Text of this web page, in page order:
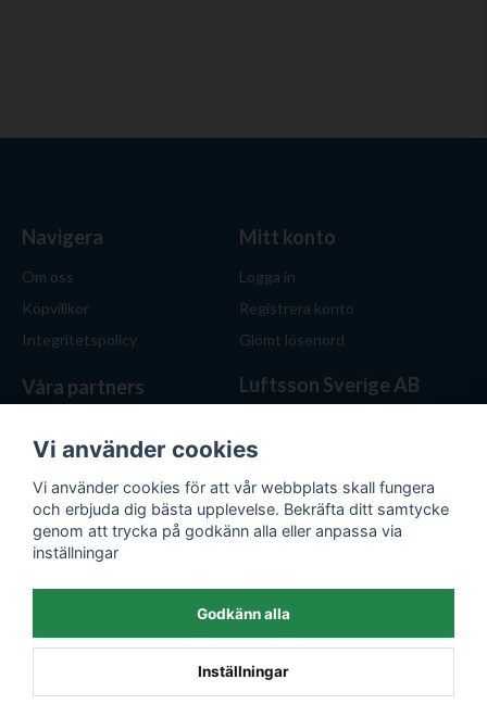
Navigera
Om oss
Köpvillkor
Integritetspolicy
Mitt konto
Logga in
Registrera konto
Glömt lösenord
Våra partners Luftsson Sverige AB
hjälper dig att välja rätt
lösning. Hos Luftsson.se får
du personlig service, bra priser
och produkter för både hem
och företag.
E-post:
Vi använder cookies
Vi använder cookies för att vår webbplats skall fungera
och erbjuda dig bästa upplevelse. Bekräfta ditt samtycke
genom att trycka på godkänn alla eller anpassa via
inställningar
Godkänn alla
Inställningar